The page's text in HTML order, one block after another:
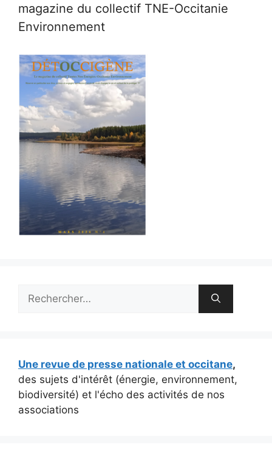
magazine du collectif TNE-Occitanie
Environnement
Une revue de presse nationale et occitane,
des sujets d'intérêt (énergie, environnement,
biodiversité) et l'écho des activités de nos
associations